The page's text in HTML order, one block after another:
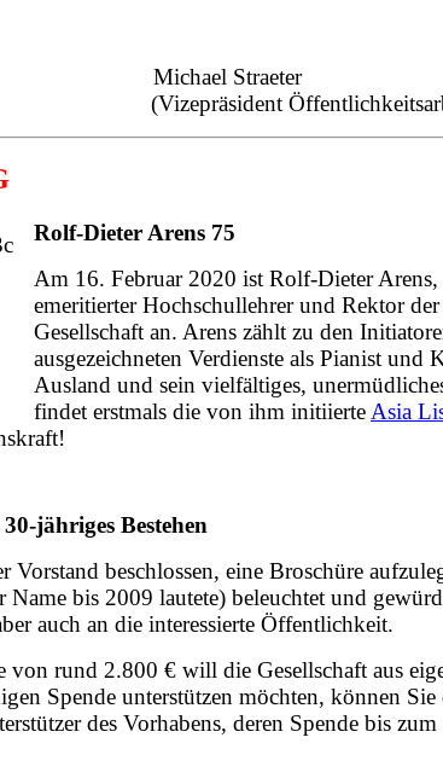
Michael Straeter
Rolf-Dieter Arens 75
Am 16. Februar 2020 ist Rolf-Dieter
emeritierterHochschullehrer und Rektor
Gesellschaft an. Arens zählt zu den
ausgezeichneten Verdienste als Pianist
Ausland und sein vielfältiges,
findet erstmals die von ihm initiierte Asia
jähriges Bestehen
Vorstand beschlossen, eine Broschüre
Name bis 2009 lautete) beleuchtet und
auch an die interessierte Öffentlichkeit.
rund 2.800 € will die Gesellschaft aus
Spende unterstützen möchten, können
des Vorhabens, deren Spende bis